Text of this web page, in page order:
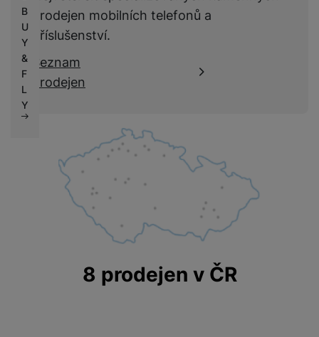
B
U
Y
&
F
L
Y
prodejen mobilních telefonů a
příslušenství.
Seznam
prodejen
8 prodejen v ČR